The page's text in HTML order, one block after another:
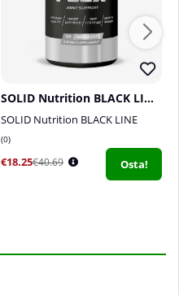
SOLID Nutrition BLACK LINE Flex, 120 mega caps
SOLID Nutrition BLACK LINE
0
€18.25€40.69 Osta!